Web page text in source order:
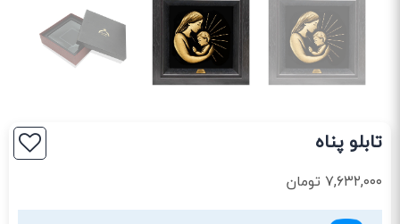
تابلو پناه
۷,۶۳۲,۰۰۰ تومان